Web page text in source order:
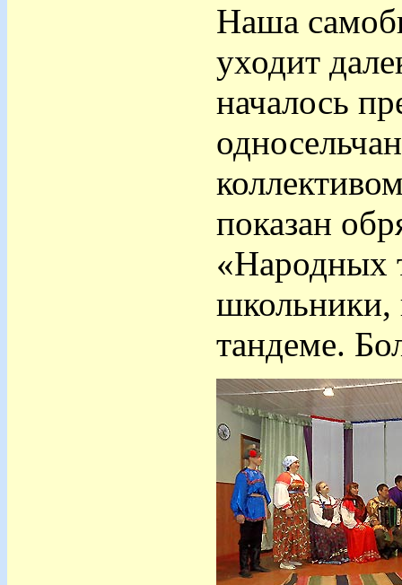
Наша
уходит
началось
показан
«Народных
школьники,
тандеме.